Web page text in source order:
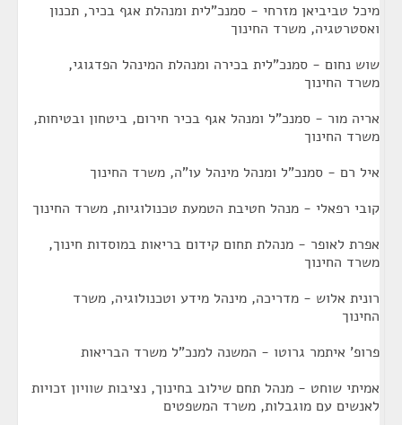
מיכל טביביאן מזרחי - סמנכ"לית ומנהלת אגף בכיר, תכנון
ואסטרטגיה, משרד החינוך
שוש נחום - סמנכ"לית בכירה ומנהלת המינהל הפדגוגי,
משרד החינוך
אריה מור - סמנכ"ל ומנהל אגף בכיר חירום, ביטחון ובטיחות,
משרד החינוך
איל רם - סמנכ"ל ומנהל מינהל עו"ה, משרד החינוך
קובי רפאלי - מנהל חטיבת הטמעת טכנולוגיות, משרד החינוך
אפרת לאופר - מנהלת תחום קידום בריאות במוסדות חינוך,
משרד החינוך
רונית אלוש - מדריכה, מינהל מידע וטכנולוגיה, משרד
החינוך
פרופ' איתמר גרוטו - המשנה למנכ"ל משרד הבריאות
אמיתי שוחט - מנהל תחם שילוב בחינוך, נציבות שוויון זכויות
לאנשים עם מוגבלות, משרד המשפטים